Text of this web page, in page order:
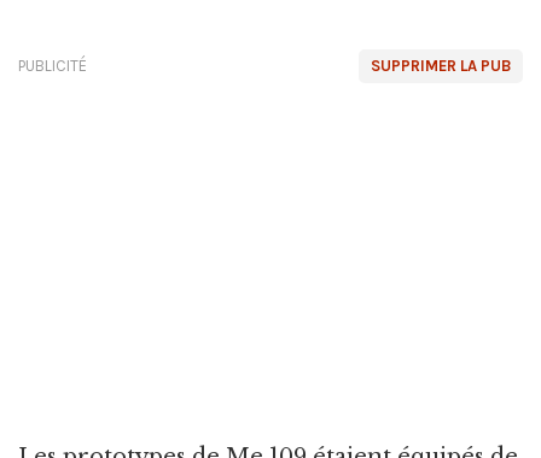
SUPPRIMER LA PUB
PUBLICITÉ